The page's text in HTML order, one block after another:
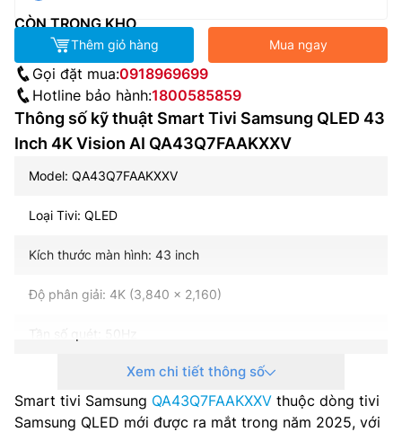
CÒN TRONG KHO
Thêm giỏ hàng Mua ngay
Gọi đặt mua:0918969699
Hotline bảo hành:1800585859
Thông số kỹ thuật Smart Tivi Samsung QLED 43
Inch 4K Vision AI QA43Q7FAAKXXV
Model: QA43Q7FAAKXXV
Loại Tivi: QLED
Kích thước màn hình: 43 inch
Độ phân giải: 4K (3,840 x 2,160)
Tần số quét: 50Hz
HDMI (High Frame Rate): 4K 60Hz (for HDMI 1/2/3)
Hệ điều hành – Giao diện: One UI Tizen
Xem chi tiết thông số
Smart tivi Samsung QA43Q7FAAKXXV thuộc dòng tivi
Samsung QLED mới được ra mắt trong năm 2025, với